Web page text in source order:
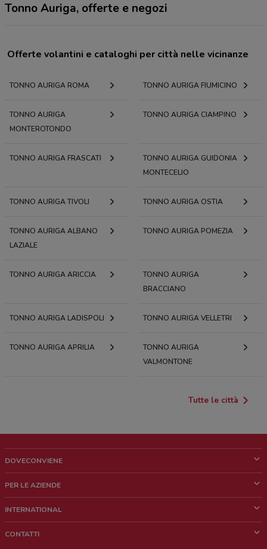
Tonno Auriga, offerte e negozi
Offerte volantini e cataloghi per città nelle vicinanze
TONNO AURIGA ROMA TONNO AURIGA FIUMICINO
TONNO AURIGA
MONTEROTONDO
TONNO AURIGA CIAMPINO
TONNO AURIGA FRASCATI
TONNO AURIGA GUIDONIA
MONTECELIO
TONNO AURIGA TIVOLI TONNO AURIGA OSTIA
TONNO AURIGA ALBANO
LAZIALE
TONNO AURIGA POMEZIA
TONNO AURIGA ARICCIA
TONNO AURIGA
BRACCIANO
TONNO AURIGA LADISPOLI TONNO AURIGA VELLETRI
TONNO AURIGA APRILIA
TONNO AURIGA
VALMONTONE
Tutte le città
DOVECONVIENE
Chi siamo
Lavora con noi
PER LE AZIENDE
Richieste commerciali e marketing
INTERNATIONAL
CONTATTI